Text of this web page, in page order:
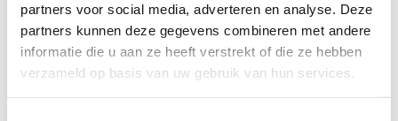
partners voor social media, adverteren en analyse. Deze
partners kunnen deze gegevens combineren met andere
informatie die u aan ze heeft verstrekt of die ze hebben
verzameld op basis van uw gebruik van hun services.
“De klik was er meteen. Het voelde warm,
eerlijk en je mag hier echt jezelf zijn. Dat is
voor mij het belangrijkste en dat gevoel
heb ik nog steeds elke dag.”